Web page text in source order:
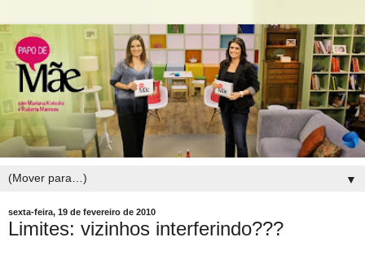
▼
sexta-feira, 19 de fevereiro de 2010
Limites: vizinhos interferindo???